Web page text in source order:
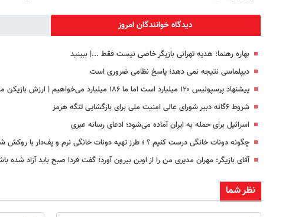
دیدگاه خوانندگان امروز
بهاره رهنما: هدیه تهرانی بازیگر خاصی نیست فقط ...|‌ ببینید
دیپلماسی نتیجه‌ نمی دهد؛ پاسخ نظامی ضروری است
پیشنهاد پرسپولیس ۱۲۰ میلیارد است اما ما ۱۸۶ میلیارد می‌خواهیم | ارزش بازیکن ما بیشتر از خرید جدید این باشگاه است
شروط ۶گانه دبیر شورای عالی امنیت ملی برای بازگشایی تنگه هرمز
اسرائیل برای حمله به ایران آماده می‌شود؛ ادعای رسانه عبری
چگونه دونات خانگی درست کنیم ؟ ؛ طرز تهیه دونات خانگی نرم و پف‌دار با روکش
آقای بازیگر: مهران مدیری من را از اوین بیرون آورد؛ گفت فردا صبح باید آزاد شده
نظر شما